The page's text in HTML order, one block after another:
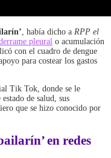
, había dicho a RPP el
pleural o acumulación
con el cuadro de dengue
para costear los gastos
Tik Tok, donde se le
de salud, sus
que se hizo conocido por
en redes